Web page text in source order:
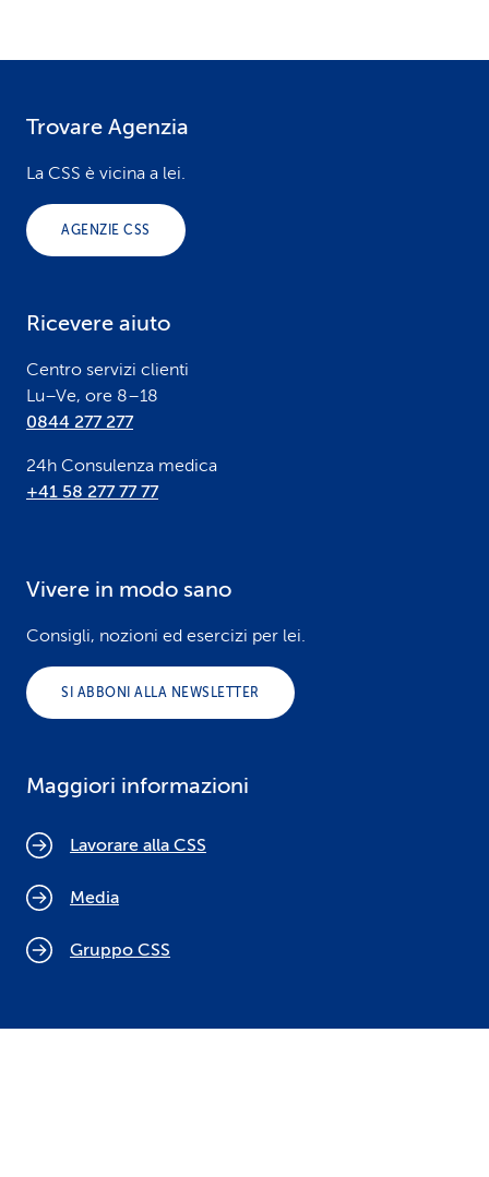
Trovare Agenzia
La CSS è vicina a lei.
AGENZIE CSS
Ricevere aiuto
Centro servizi clienti
Lu–Ve, ore 8–18
0844 277 277
24h Consulenza medica
+41 58 277 77 77
Vivere in modo sano
Consigli, nozioni ed esercizi per lei.
SI ABBONI ALLA NEWSLETTER
Maggiori informazioni
Lavorare alla CSS
Media
Gruppo CSS